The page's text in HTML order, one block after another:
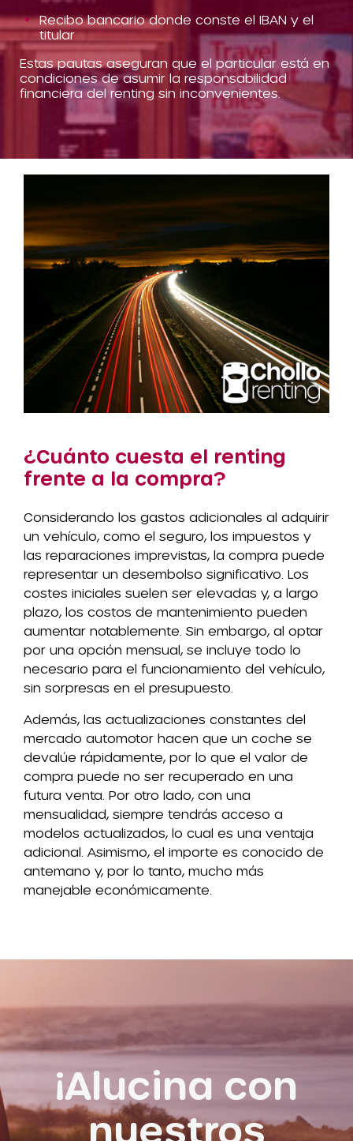
Recibo bancario donde conste el IBAN y el
titular
Estas pautas aseguran que el particular está en
condiciones de asumir la responsabilidad
financiera del renting sin inconvenientes.
¿Cuánto cuesta el renting
frente a la compra?
Considerando los gastos adicionales al adquirir
un vehículo, como el seguro, los impuestos y
las reparaciones imprevistas, la compra puede
representar un desembolso significativo. Los
costes iniciales suelen ser elevadas y, a largo
plazo, los costos de mantenimiento pueden
aumentar notablemente. Sin embargo, al optar
por una opción mensual, se incluye todo lo
necesario para el funcionamiento del vehículo,
sin sorpresas en el presupuesto.
Además, las actualizaciones constantes del
mercado automotor hacen que un coche se
devalúe rápidamente, por lo que el valor de
compra puede no ser recuperado en una
futura venta. Por otro lado, con una
mensualidad, siempre tendrás acceso a
modelos actualizados, lo cual es una ventaja
adicional. Asimismo, el importe es conocido de
antemano y, por lo tanto, mucho más
manejable económicamente.
¡Alucina con
nuestros